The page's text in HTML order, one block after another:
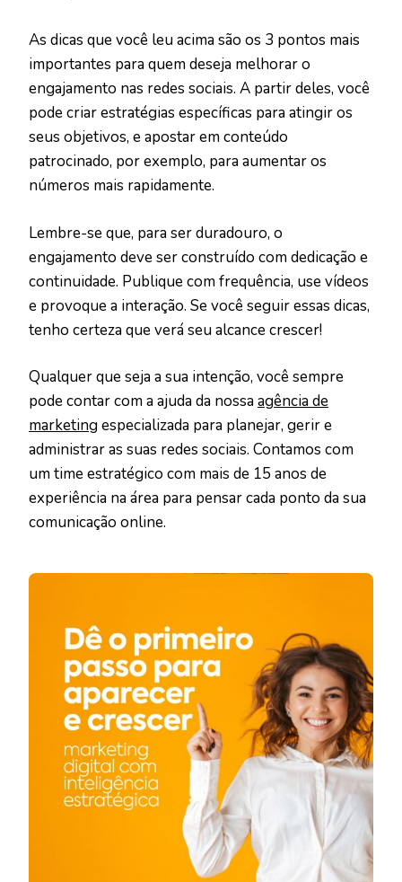
As dicas que você leu acima são os 3 pontos mais
importantes para quem deseja melhorar o
engajamento nas redes sociais. A partir deles, você
pode criar estratégias específicas para atingir os
seus objetivos, e apostar em conteúdo
patrocinado, por exemplo, para aumentar os
números mais rapidamente.
Lembre-se que, para ser duradouro, o
engajamento deve ser construído com dedicação e
continuidade. Publique com frequência, use vídeos
e provoque a interação. Se você seguir essas dicas,
tenho certeza que verá seu alcance crescer!
Qualquer que seja a sua intenção, você sempre
pode contar com a ajuda da nossaagência de
marketingespecializada para planejar, gerir e
administrar as suas redes sociais. Contamos com
um time estratégico com mais de 15 anos de
experiência na área para pensar cada ponto da sua
comunicação online.